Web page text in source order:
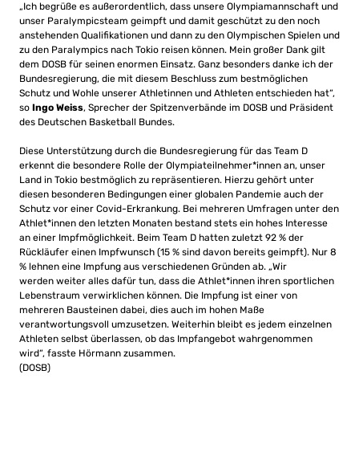
„Ich begrüße es außerordentlich, dass unsere Olympiamannschaft und
unser Paralympicsteam geimpft und damit geschützt zu den noch
anstehenden Qualifikationen und dann zu den Olympischen Spielen und
zu den Paralympics nach Tokio reisen können. Mein großer Dank gilt
dem DOSB für seinen enormen Einsatz. Ganz besonders danke ich der
Bundesregierung, die mit diesem Beschluss zum bestmöglichen
Schutz und Wohle unserer Athletinnen und Athleten entschieden hat“,
so Ingo Weiss, Sprecher der Spitzenverbände im DOSB und Präsident
des Deutschen Basketball Bundes.
Diese Unterstützung durch die Bundesregierung für das Team D
erkennt die besondere Rolle der Olympiateilnehmer*innen an, unser
Land in Tokio bestmöglich zu repräsentieren. Hierzu gehört unter
diesen besonderen Bedingungen einer globalen Pandemie auch der
Schutz vor einer Covid-Erkrankung. Bei mehreren Umfragen unter den
Athlet*innen den letzten Monaten bestand stets ein hohes Interesse
an einer Impfmöglichkeit. Beim Team D hatten zuletzt 92 % der
Rückläufer einen Impfwunsch (15 % sind davon bereits geimpft). Nur 8
% lehnen eine Impfung aus verschiedenen Gründen ab. „Wir
werden weiter alles dafür tun, dass die Athlet*innen ihren sportlichen
Lebenstraum verwirklichen können. Die Impfung ist einer von
mehreren Bausteinen dabei, dies auch im hohen Maße
verantwortungsvoll umzusetzen. Weiterhin bleibt es jedem einzelnen
Athleten selbst überlassen, ob das Impfangebot wahrgenommen
wird“, fasste Hörmann zusammen.
(DOSB)